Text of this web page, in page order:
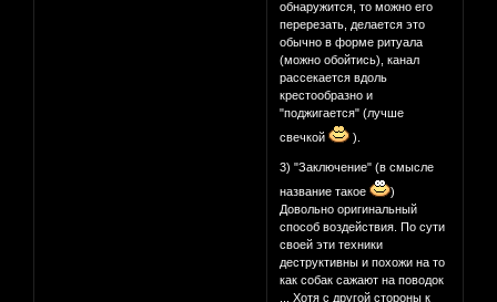
обнаружится, то можно его
перерезать, делается это
обычно в форме ритуала
(можно обойтись), канал
рассекается вдоль
крестообразно и
"поджигается" (лучше
свечкой
).
3) "Заключение" (в смысле
название такое
)
Довольно оригинальный
способ воздействия. По сути
своей эти техники
деструктивны и похожи на то
как собак сажают на поводок
... Хотя с другой стороны к